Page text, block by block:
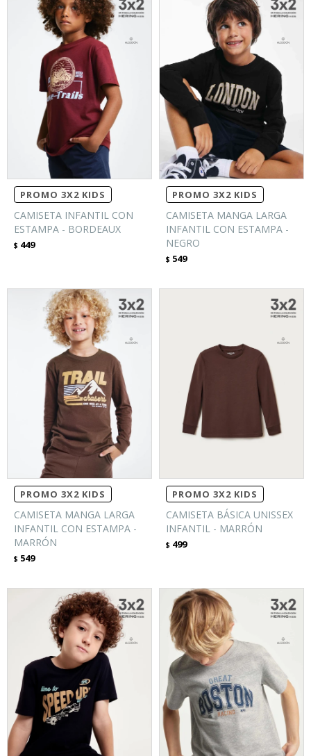
PROMO 3X2 KIDS
CAMISETA INFANTIL CON
ESTAMPA - BORDEAUX
$ 449
PROMO 3X2 KIDS
CAMISETA MANGA LARGA
INFANTIL CON ESTAMPA -
NEGRO
$ 549
PROMO 3X2 KIDS
CAMISETA MANGA LARGA
INFANTIL CON ESTAMPA -
MARRÓN
$ 549
PROMO 3X2 KIDS
CAMISETA BÁSICA UNISSEX
INFANTIL - MARRÓN
$ 499